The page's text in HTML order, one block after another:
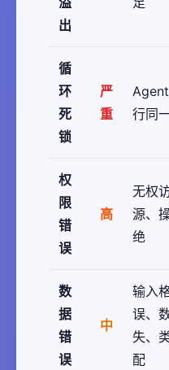
出
循
环
死
锁
严
重
行同
权
限
错
误
高
无权
源、
绝
数
据
错
误
中
输入
误、
失、
配